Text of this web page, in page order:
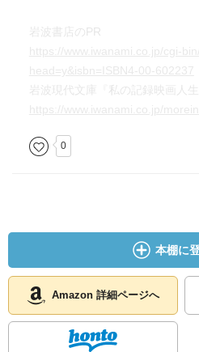
岩波書店のPR
岩波現代文庫『私の記録映画人
0
本棚に
Amazon 詳細ページへ